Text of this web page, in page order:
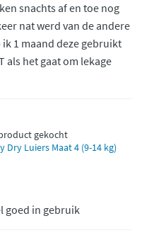
snachts af en toe nog
nat werd van de andere
1 maand deze gebruikt
als het gaat om lekage
gekocht
Dry Luiers Maat 4 (9-14 kg)
goed in gebruik